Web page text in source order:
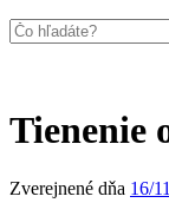
Tienenie
Zverejnené dňa 16/